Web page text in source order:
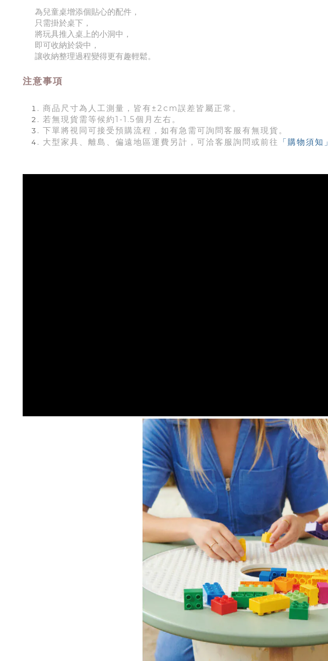
為兒童桌增添個貼心的配件，
只需掛於桌下，
將玩具推入桌上的小洞中，
即可收納於袋中，
讓收納整理過程變得更有趣輕鬆。
注意事項
商品尺寸為人工測量，皆有±2cm誤差皆屬正常。
若無現貨需等候約1-1.5個月左右。
下單將視同可接受預購流程，如有急需可詢問客服有無現貨。
大型家具、離島、偏遠地區運費另計，可洽客服詢問或前往
「購物須知」